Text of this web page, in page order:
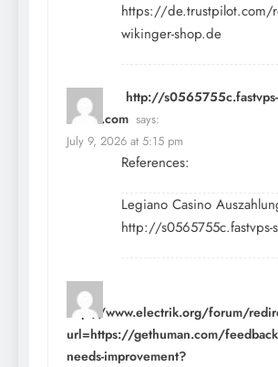
https://de.trustpilot.com/
wikinger-shop.de
http://s0565755c.fastvps-
server.com says:
July 9, 2026 at 5:15 pm
References:
Legiano Casino
http://s0565755c.fastvps-
http://www.electrik.org/forum/
url=https://gethuman.com/
needs-improvement?